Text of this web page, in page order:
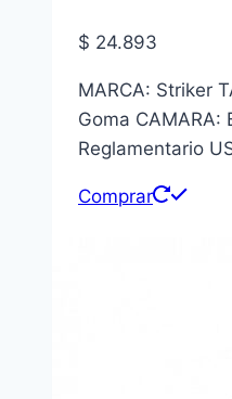
$ 24.893
MARCA: Striker
Goma CAMARA:
Reglamentario
Comprar